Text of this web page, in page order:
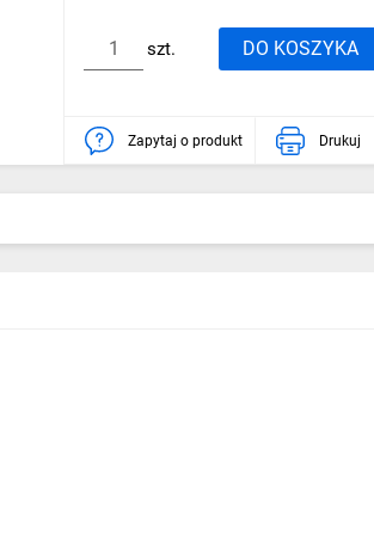
szt. DO KOSZYKA
Zapytaj o produkt Drukuj